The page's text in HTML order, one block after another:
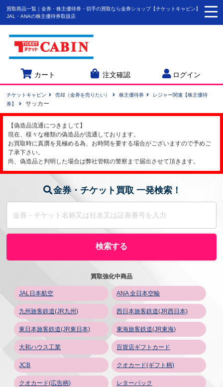
買取商品一覧｜金券・株主優待券・切手の買取なら金券ショップ【チケットキャビン】
JAL・ANAの株主優待券取扱店
カート 注文確認 ログイン
チケットキャビン 売却（金券を売りたい） 株主優待券
レジャー関連【株主優待
券】
サッカー
【偽造品流通につきまして】
現在、様々な種類の偽造品が流通しております。
お買取時に真贋を見極める為、お時間を要する場合がございますので予めご
了承下さい。
尚、偽造品と判明した場合は弊社管轄の警察まで届出させて頂きます。
金券・チケット買取 一発検索！
買取強化中商品
JAL日本航空 ANA 全日本空輸
九州旅客鉄道(JR九州) 西日本旅客鉄道(JR西日本)
東日本旅客鉄道(JR東日本) 東海旅客鉄道(JR東海)
大和ハウス工業 百貨店ギフトカード
JCB クオカード(ギフト柄)
クオカード(広告柄) レターパック